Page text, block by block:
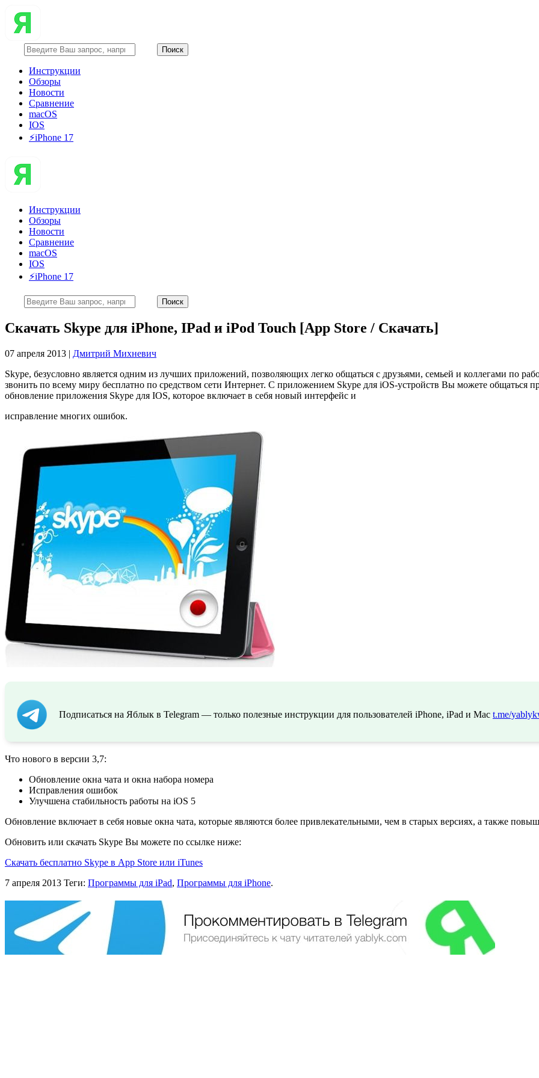
Инструкции
Обзоры
Новости
Сравнение
macOS
IOS
⚡️iPhone 17
Инструкции
Обзоры
Новости
Сравнение
macOS
IOS
⚡️iPhone 17
Скачать Skype для iPhone, IPad и iPod Touch [App Store / Скачать]
07 апреля 2013 | Дмитрий Михневич
Skype, безусловно является одним из лучших приложений, позволяющих легко общаться с друзьями, семьей и коллегами по
звонить по всему миру бесплатно по средством сети Интернет. С приложением Skype для iOS-устройств Вы можете общаться
обновление приложения Skype для IOS, которое включает в себя новый интерфейс и
исправление многих ошибок.
Подписаться на Яблык в Telegram — только полезные инструкции для пользователей iPhone, iPad и Mac t.me/
Что нового в версии 3,7:
Обновление окна чата и окна набора номера
Исправления ошибок
Улучшена стабильность работы на iOS 5
Обновление включает в себя новые окна чата, которые являются более привлекательными, чем в старых версиях, а также
Обновить или скачать Skype Вы можете по ссылке ниже:
Скачать бесплатно Skype в App Store или iTunes
7 апреля 2013 Теги: Программы для iPad, Программы для iPhone.